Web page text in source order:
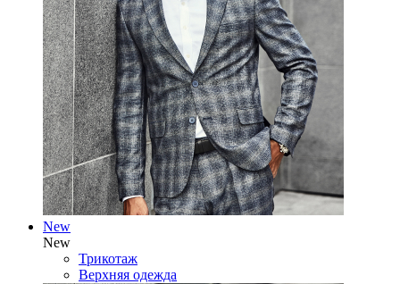
New
New
Трикотаж
Верхняя одежда